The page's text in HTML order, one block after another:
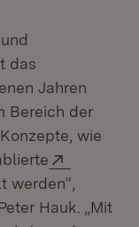
das
Jahren
Bereich der
wie
Fenster)
werden“,
Hauk. „Mit